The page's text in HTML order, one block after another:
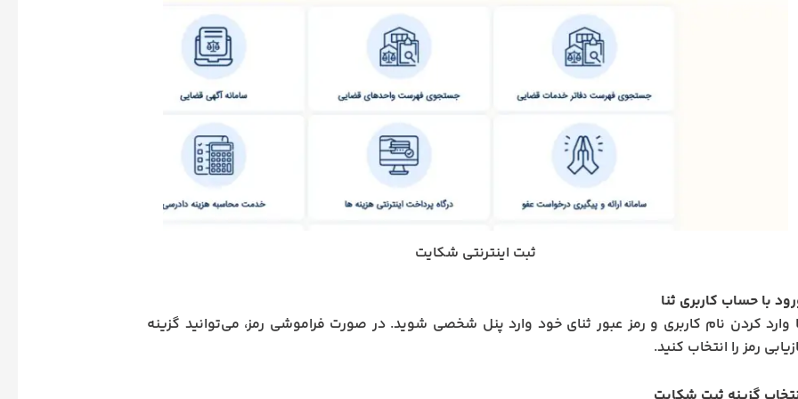
ثبت اینترنتی شکایت
با حساب کاربری ثنا
وارد کردن نام کاربری و رمز عبور ثنای خود وارد پنل شخصی شوید. در صورت فراموشی رمز، می‌توانید گزینه
رمز را انتخاب کنید.